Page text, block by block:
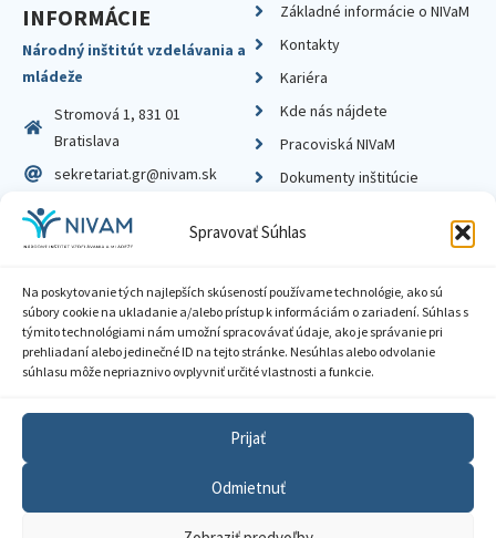
Spravovať Súhlas
Na poskytovanie tých najlepších skúseností používame technológie, ako sú
súbory cookie na ukladanie a/alebo prístup k informáciám o zariadení. Súhlas s
týmito technológiami nám umožní spracovávať údaje, ako je správanie pri
prehliadaní alebo jedinečné ID na tejto stránke. Nesúhlas alebo odvolanie
súhlasu môže nepriaznivo ovplyvniť určité vlastnosti a funkcie.
Prijať
Odmietnuť
INFORMÁCIE
Národný inštitút vzdelávania a
mládeže
Stromová 1, 831 01
Bratislava
sekretariat.gr@nivam.sk
IČO: 00164348
DIČ: 2020798714
Základné informácie o NIVaM
Kontakty
Kariéra
Kde nás nájdete
Pracoviská NIVaM
Dokumenty inštitúcie
Zásady ochrany súkromia
Sprístupnenie informácií